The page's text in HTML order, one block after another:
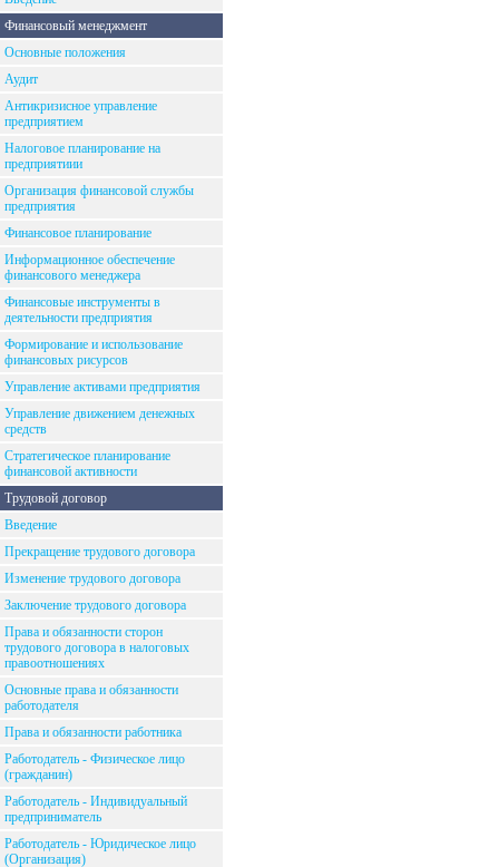
Финансовый менеджмент
Основные положения
Аудит
Антикризисное управление
предприятием
Налоговое планирование на
предприятиии
Организация финансовой службы
предприятия
Финансовое планирование
Информационное обеспечение
финансового менеджера
Финансовые инструменты в
деятельности предприятия
Формирование и использование
финансовых рисурсов
Управление активами предприятия
Управление движением денежных
средств
Стратегическое планирование
финансовой активности
Трудовой договор
Введение
Прекращение трудового договора
Изменение трудового договора
Заключение трудового договора
Права и обязанности сторон
трудового договора в налоговых
правоотношениях
Основные права и обязанности
работодателя
Права и обязанности работника
Работодатель - Физическое лицо
(гражданин)
Работодатель - Индивидуальный
предприниматель
Работодатель - Юридическое лицо
(Организация)